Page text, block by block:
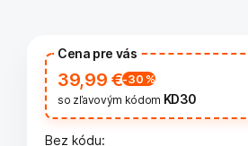
Cena pre vás
39,99 €-30 %
so zľavovým kódom KD30
Bez kódu: